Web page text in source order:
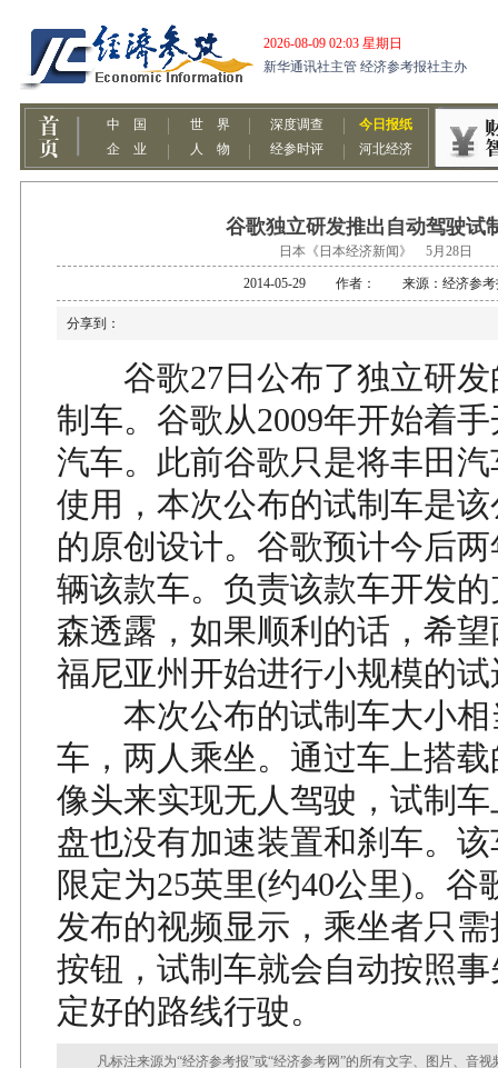
谷歌独立研发推出自动驾驶试
日本《日本经济新闻》 5月28日
2014-05-29 作者： 来源：经济参考
分享到：
谷歌27日公布了独立研发
制车。谷歌从2009年开始着
汽车。此前谷歌只是将丰田
使用，本次公布的试制车是
的原创设计。谷歌预计今后两
辆该款车。负责该款车开发的
森透露，如果顺利的话，希
福尼亚州开始进行小规模的
本次公布的试制车大小相
车，两人乘坐。通过车上搭
像头来实现无人驾驶，试制
盘也没有加速装置和刹车。
限定为25英里(约40公里)。谷
发布的视频显示，乘坐者只
按钮，试制车就会自动按照
定好的路线行驶。
凡标注来源为“经济参考报”或“经济参考网”的所有文字、图片、音视